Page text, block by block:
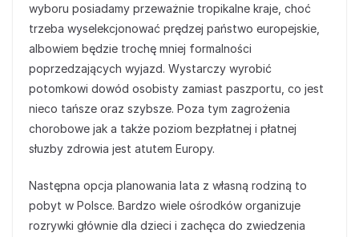
wyboru posiadamy przeważnie tropikalne kraje, choć
trzeba wyselekcjonować prędzej państwo europejskie,
albowiem będzie trochę mniej formalności
poprzedzających wyjazd. Wystarczy wyrobić
potomkowi dowód osobisty zamiast paszportu, co jest
nieco tańsze oraz szybsze. Poza tym zagrożenia
chorobowe jak a także poziom bezpłatnej i płatnej
słuzby zdrowia jest atutem Europy.
Następna opcja planowania lata z własną rodziną to
pobyt w Polsce. Bardzo wiele ośrodków organizuje
rozrywki głównie dla dzieci i zachęca do zwiedzenia